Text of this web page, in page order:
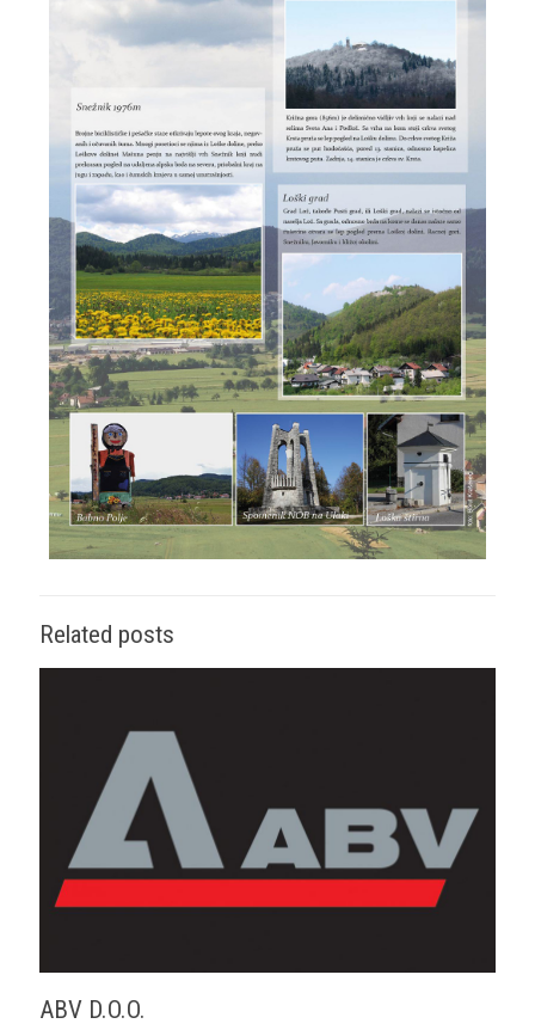
Related posts
ABV D.O.O.